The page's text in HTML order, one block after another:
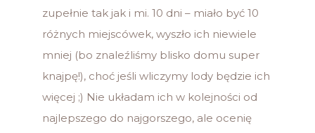
zupełnie tak jak i mi. 10 dni – miało być 10
różnych miejscówek, wyszło ich niewiele
mniej (bo znaleźliśmy blisko domu super
knajpę!), choć jeśli wliczymy lody będzie ich
więcej ;) Nie układam ich w kolejności od
najlepszego do najgorszego, ale ocenię